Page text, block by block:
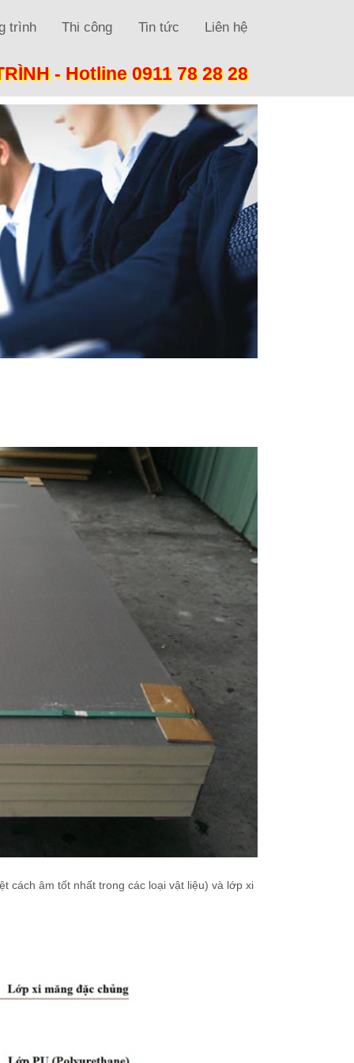
trình Thi công Tin tức Liên hệ
-Hotline 0911 78 28 28
cách âm tốt nhất trong các loại vật liệu) và lớp xi